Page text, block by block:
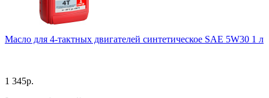
Масло для 4-тактных двигателей синтетическое SAE 5W30 1 л
1 345р.